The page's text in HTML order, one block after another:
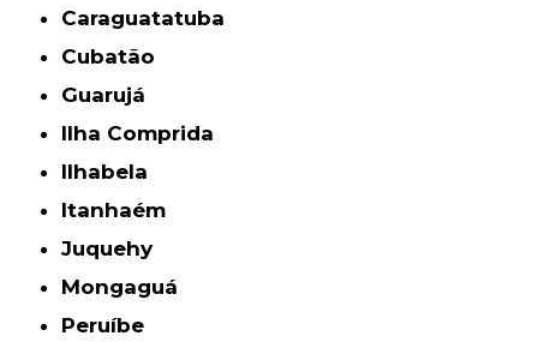
Caraguatatuba
Cubatão
Guarujá
Ilha Comprida
Ilhabela
Itanhaém
Juquehy
Mongaguá
Peruíbe